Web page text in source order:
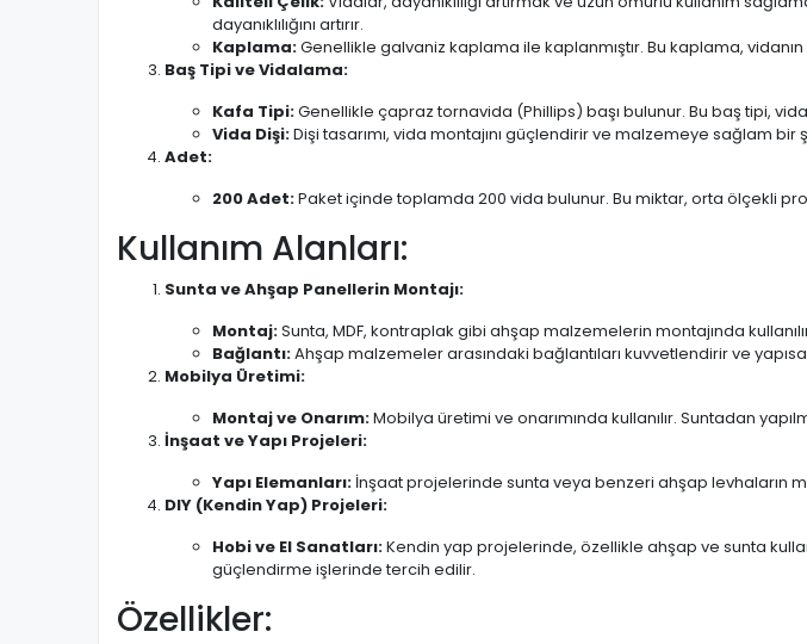
dayanıklılığını artırır.
Kaplama:Genellikle galvaniz kaplama ile kaplanmıştır. Bu kaplama, vidanın
Baş Tipi ve Vidalama:
Kafa Tipi:Genellikle çapraz tornavida (Phillips) başı bulunur. Bu baş tipi,
Vida Dişi:Dişi tasarımı, vida montajını güçlendirir ve malzemeye sağlam bir
Adet:
200 Adet:Paket içinde toplamda 200 vida bulunur. Bu miktar, orta ölçekli
Kullanım Alanları:
Sunta ve Ahşap Panellerin Montajı:
Montaj:Sunta, MDF, kontraplak gibi ahşap malzemelerin montajında
Bağlantı:Ahşap malzemeler arasındaki bağlantıları kuvvetlendirir ve
Mobilya Üretimi:
Montaj ve Onarım:Mobilya üretimi ve onarımında kullanılır. Suntadan
İnşaat ve Yapı Projeleri:
Yapı Elemanları: İnşaat projelerinde sunta veya benzeri ahşap levhaların
DIY (Kendin Yap) Projeleri:
Hobi ve El Sanatları:Kendin yap projelerinde, özellikle ahşap ve sunta
güçlendirme işlerinde tercih edilir.
Özellikler: